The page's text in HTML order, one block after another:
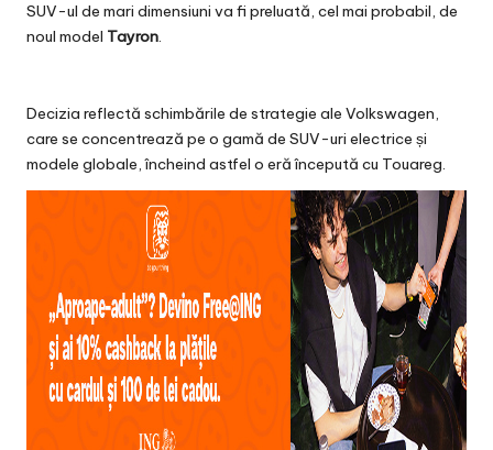
SUV-ul de mari dimensiuni va fi preluată, cel mai probabil, de
noul model Tayron.
Decizia reflectă schimbările de strategie ale Volkswagen,
care se concentrează pe o gamă de SUV-uri electrice și
modele globale, încheind astfel o eră începută cu Touareg.